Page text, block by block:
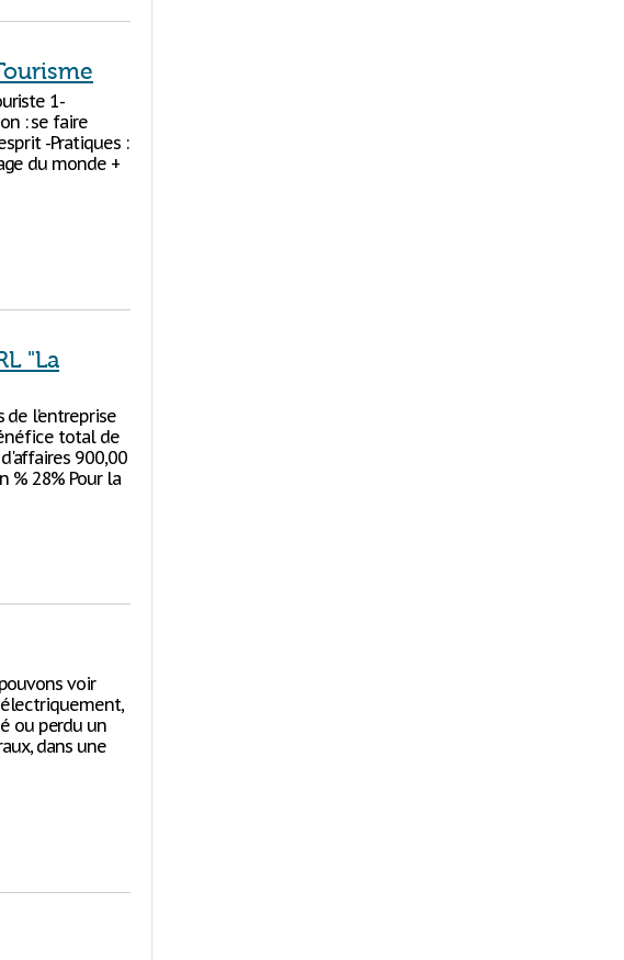
1-
: se faire
-Pratiques :
du monde +
"La
l’entreprise
total de
900,00
% 28% Pour la
voir
électriquement,
ou perdu un
dans une